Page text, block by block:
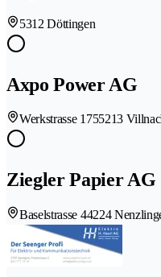
5312 Döttingen
Axpo Power AG
Werkstrasse 1755213
Ziegler Papier AG
Baselstrasse 44224